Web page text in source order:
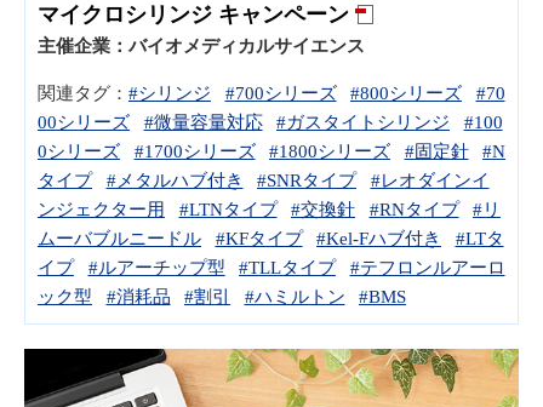
マイクロシリンジ キャンペーン
主催企業： バイオメディカルサイエンス
関連タグ： #シリンジ #700シリーズ #800シリーズ
#70
00シリーズ
#微量容量対応 #ガスタイトシリンジ
#100
0シリーズ
#1700シリーズ #1800シリーズ #固定針
#N
タイプ
#メタルハブ付き #SNRタイプ
#レオダインイ
ンジェクター用
#LTNタイプ #交換針 #RNタイプ
#リ
ムーバブルニードル
#KFタイプ #Kel-Fハブ付き
#LTタ
イプ
#ルアーチップ型 #TLLタイプ
#テフロンルアーロ
ック型
#消耗品 #割引 #ハミルトン #BMS